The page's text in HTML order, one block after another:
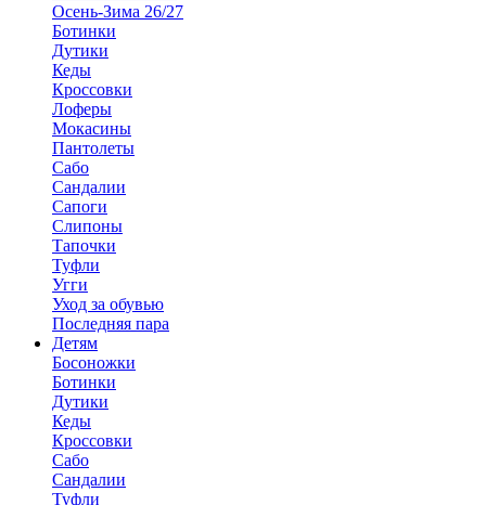
Осень-Зима 26/27
Ботинки
Дутики
Кеды
Кроссовки
Лоферы
Мокасины
Пантолеты
Сабо
Сандалии
Сапоги
Слипоны
Тапочки
Туфли
Угги
Уход за обувью
Последняя пара
Детям
Босоножки
Ботинки
Дутики
Кеды
Кроссовки
Сабо
Сандалии
Туфли